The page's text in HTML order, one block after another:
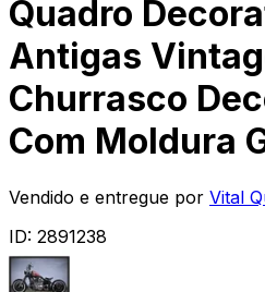
Quadro
Antigas
Churrasco
Com Moldura
Vendido e entregue por Vital
ID: 2891238